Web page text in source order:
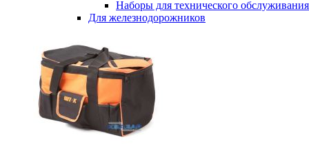
Наборы для технического
Для железнодорожников